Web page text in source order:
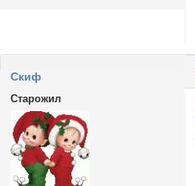
Cкиф
Старожил